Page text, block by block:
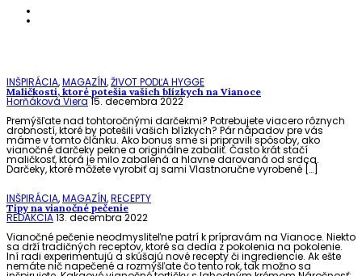
INŠPIRÁCIA,MAGAZÍN,ŽIVOT PODĽA HYGGE
Maličkosti, ktoré potešia vašich blízkych na Vianoce
Horňáková Viera15. decembra 2022
Premýšľate nad tohtoročnými darčekmi? Potrebujete viacero rôznych
drobností, ktoré by potešili vašich blízkych? Pár nápadov pre vás
máme v tomto článku. Ako bonus sme si pripravili spôsoby, ako
vianočné darčeky pekne a originálne zabaliť. Často krát stačí
maličkosť, ktorá je milo zabalená a hlavne darovaná od srdca.
Darčeky, ktoré môžete vyrobiť aj sami Vlastnoručne vyrobené […]
INŠPIRÁCIA,MAGAZÍN,RECEPTY
Tipy na vianočné pečenie
REDAKCIA13. decembra 2022
Vianočné pečenie neodmysliteľne patrí k prípravám na Vianoce. Niekto
sa drží tradičných receptov, ktoré sa dedia z pokolenia na pokolenie.
Iní radi experimentujú a skúšajú nové recepty či ingrediencie. Ak ešte
nemáte nič napečené a rozmýšľate čo tento rok, tak možno sa